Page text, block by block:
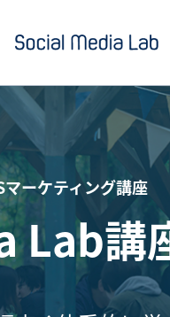
セミナー情報
お役立ち記事一覧
お役立ち資料ダウ
Social Media Lab
メールマガジン
ーケティング講座
Lab講